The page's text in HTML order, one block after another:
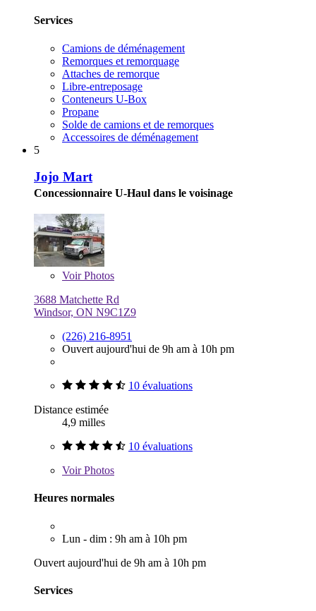
Services
Camions de déménagement
Remorques et remorquage
Attaches de remorque
Libre-entreposage
Conteneurs U-Box
Propane
Solde de camions et de remorques
Accessoires de déménagement
5
Jojo Mart
Concessionnaire U-Haul dans le voisinage
VoirPhotos
3688 Matchette Rd
Windsor, ON N9C1Z9
(226) 216-8951
Ouvert aujourd'hui de 9h am à 10h pm
10 évaluations
Distance estimée
4,9 milles
10 évaluations
VoirPhotos
Heures normales
Lun - dim : 9h am à 10h pm
Ouvert aujourd'hui de 9h am à 10h pm
Services